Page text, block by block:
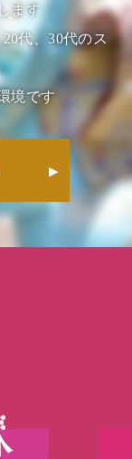
ます
代、30代のス
境です
▶︎